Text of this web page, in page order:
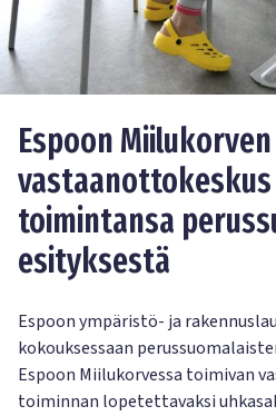
Espoon Miilukorven
toimintansa
esityksestä
Espoon ympäristö- ja
kokouksessaan
Espoon Miilukorvessa toimivan
toiminnan lopetettavaksi